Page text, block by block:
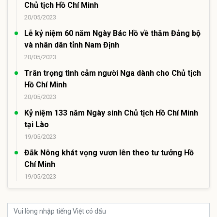
Chủ tịch Hồ Chí Minh
20/05/2023
Lễ kỷ niệm 60 năm Ngày Bác Hồ về thăm Đảng bộ
và nhân dân tỉnh Nam Định
20/05/2023
Trân trọng tình cảm người Nga dành cho Chủ tịch
Hồ Chí Minh
20/05/2023
Kỷ niệm 133 năm Ngày sinh Chủ tịch Hồ Chí Minh
tại Lào
19/05/2023
Đắk Nông khát vọng vươn lên theo tư tưởng Hồ
Chí Minh
19/05/2023